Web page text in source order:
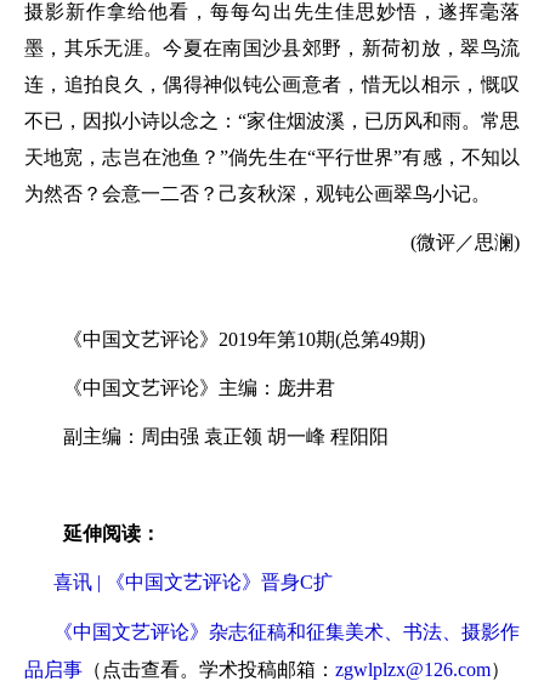
摄影新作拿给他看，每每勾出先生佳思妙悟，遂挥毫落
墨，其乐无涯。今夏在南国沙县郊野，新荷初放，翠鸟流
连，追拍良久，偶得神似钝公画意者，惜无以相示，慨叹
不已，因拟小诗以念之：“家住烟波溪，已历风和雨。常思
天地宽，志岂在池鱼？”倘先生在“平行世界”有感，不知以
为然否？会意一二否？己亥秋深，观钝公画翠鸟小记。
(微评／思澜)
《中国文艺评论》2019年第10期(总第49期)
《中国文艺评论》主编：庞井君
副主编：周由强 袁正领 胡一峰 程阳阳
延伸阅读：
喜讯 | 《中国文艺评论》晋身C扩
《中国文艺评论》杂志征稿和征集美术、书法、摄影作
品启事 （点击查看。学术投稿邮箱： zgwlplzx@126.com）